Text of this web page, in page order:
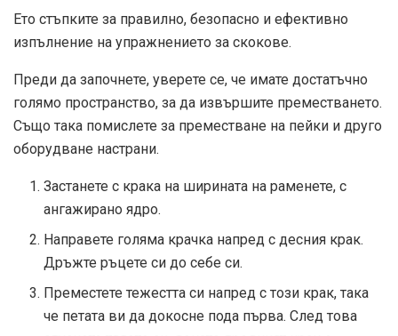
Ето стъпките за правилно, безопасно и ефективно
изпълнение на упражнението за скокове.
Преди да започнете, уверете се, че имате достатъчно
голямо пространство, за да извършите преместването.
Също така помислете за преместване на пейки и друго
оборудване настрани.
Застанете с крака на ширината на раменете, с
ангажирано ядро.
Направете голяма крачка напред с десния крак.
Дръжте ръцете си до себе си.
Преместете тежестта си напред с този крак, така
че петата ви да докосне пода първа. След това